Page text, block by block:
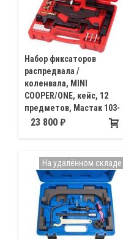
Набор фиксаторов
распредвала /
коленвала, MINI
COOPER/ONE, кейс, 12
предметов, Мастак 103-
21206C
MINI двигателей N14, W10, W11
23 800
На удалённом складе